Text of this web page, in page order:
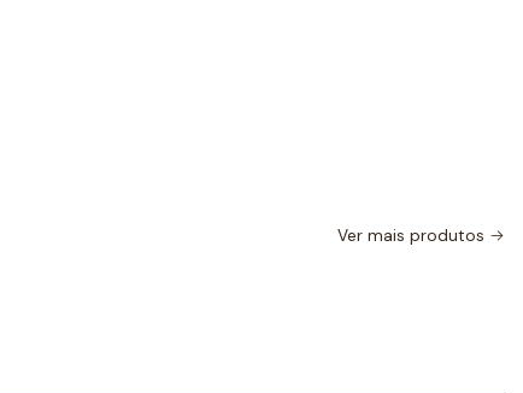
Ver mais produtos